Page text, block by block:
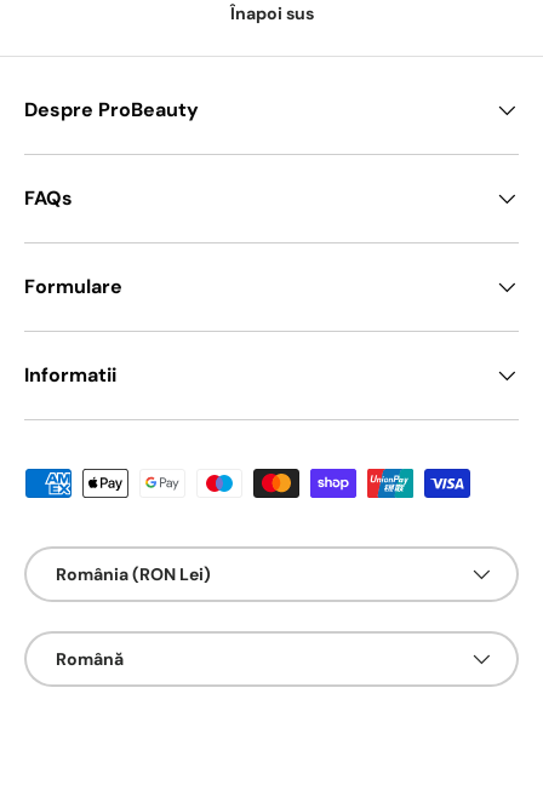
Înapoi sus
Despre ProBeauty
FAQs
Formulare
Informatii
Metode de platā acceptate
Țarǎ/Regiune
România (RON Lei)
Limbā
Română